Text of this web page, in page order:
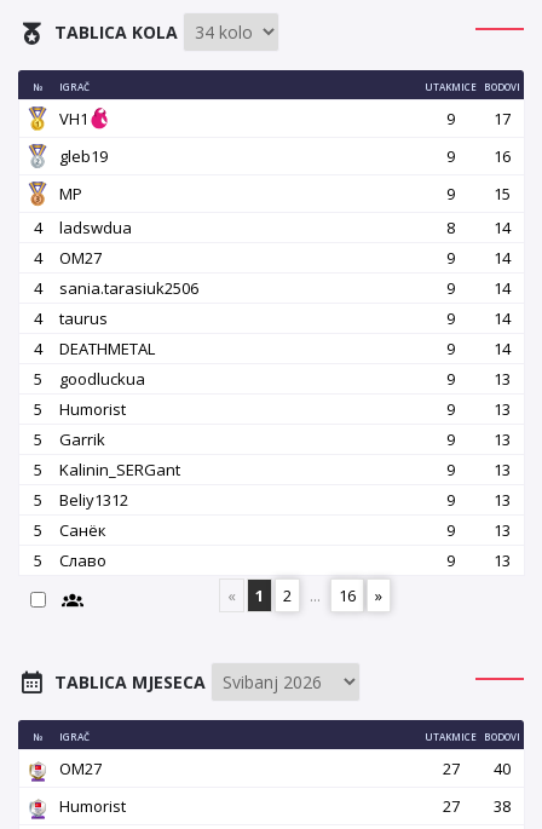
TABLICA KOLA
№ IGRAČ UTAKMICE BODOVI
VH1 9
17
gleb19
9
16
MP
9
15
4
ladswdua 8
14
4
OM27 9
14
4
sania.tarasiuk2506 9
14
4
taurus 9
14
4
DEATHMETAL 9
14
5
goodluckua 9
13
5
Humorist 9
13
5
Garrik 9
13
5
Kalinin_SERGant 9
13
5
Beliy1312 9
13
5
Санёк 9
13
5
Славо 9
13
«
1 2 ... 16 »
TABLICA MJESECA
№ IGRAČ UTAKMICE BODOVI
OM27 27
40
Humorist
27
38